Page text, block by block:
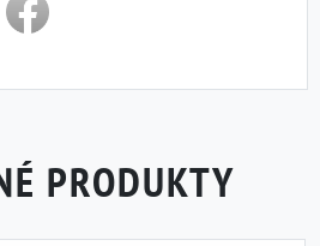
PRODUKTY